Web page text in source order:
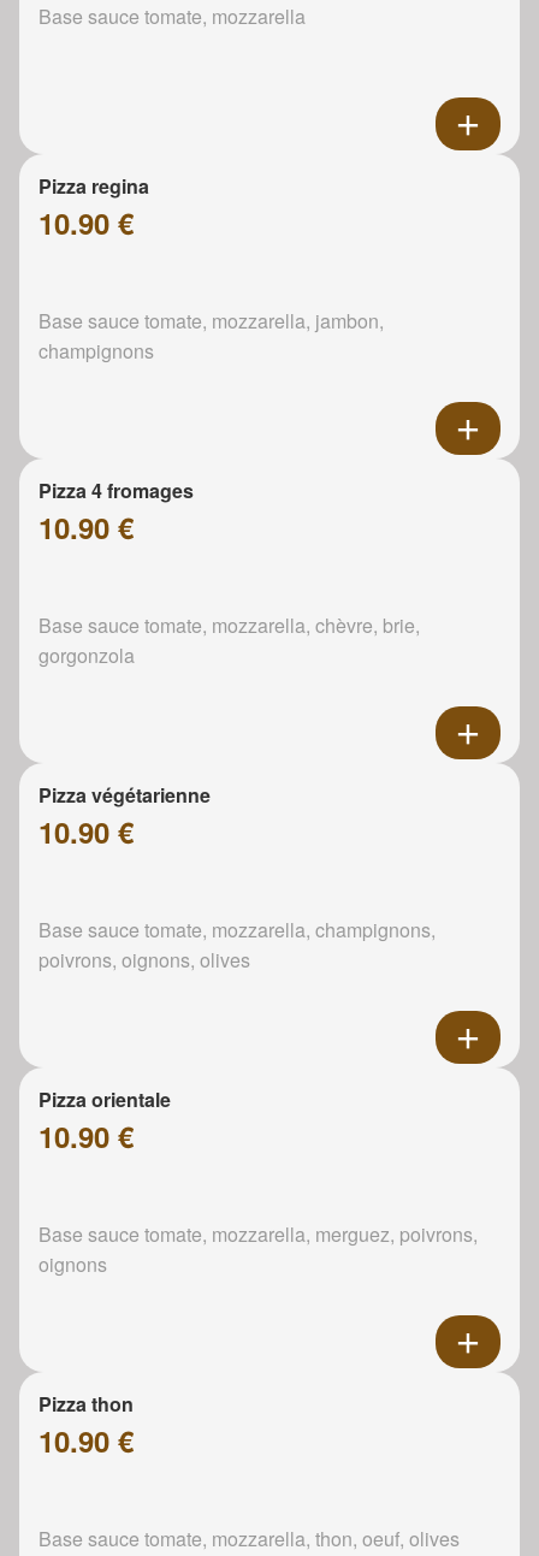
Base sauce tomate, mozzarella
Pizza regina
10.90 €
Base sauce tomate, mozzarella, jambon,
champignons
Pizza 4 fromages
10.90 €
Base sauce tomate, mozzarella, chèvre, brie,
gorgonzola
Pizza végétarienne
10.90 €
Base sauce tomate, mozzarella, champignons,
poivrons, oignons, olives
Pizza orientale
10.90 €
Base sauce tomate, mozzarella, merguez, poivrons,
oignons
Pizza thon
10.90 €
Base sauce tomate, mozzarella, thon, oeuf, olives